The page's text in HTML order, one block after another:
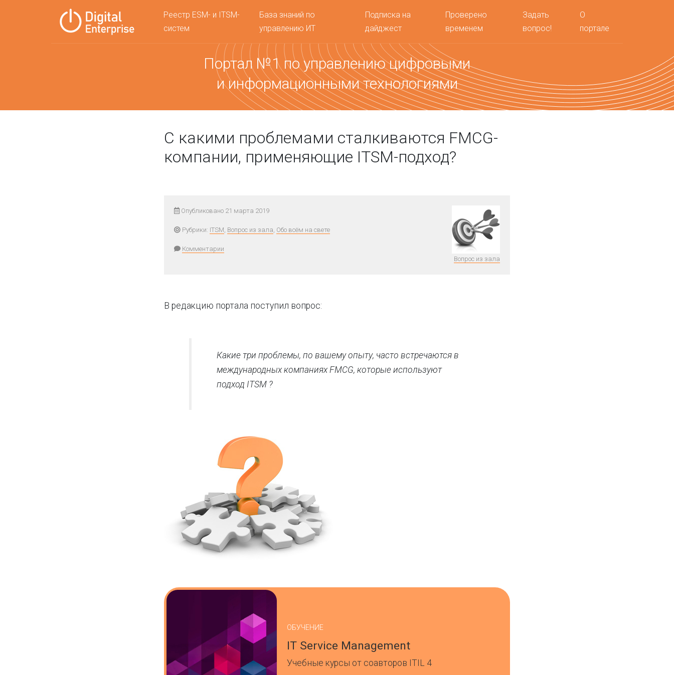
Реестр ESM- и ITSM-
систем
База знаний по
управлению ИТ
Подписка на
дайджест
Проверено
временем
Задать
вопрос!
О
портале
Портал №1 по управлению цифровыми
и информационными технологиями
С какими проблемами сталкиваются FMCG-
компании, применяющие ITSM-подход?
Опубликовано 21 марта 2019
Рубрики: ITSM, Вопрос из зала, Обо всём на свете
Комментарии
Вопрос из зала
В редакцию портала поступил вопрос:
Какие три проблемы, по вашему опыту, часто встречаются в
международных компаниях FMCG, которые используют
подход ITSM ?
ОБУЧЕНИЕ
IT Service Management
Учебные курсы от соавторов ITIL 4